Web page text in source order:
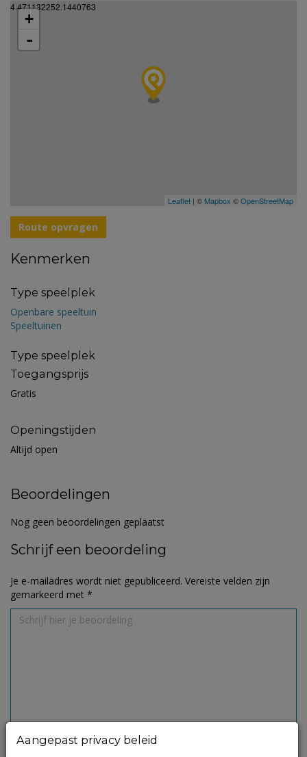
4.471132252.1440763
+
-
Leaflet | © Mapbox ©OpenStreetMap
Route opvragen
Kenmerken
Type speelplek
Openbare speeltuin
Speeltuinen
Type speelplek
Toegangsprijs
Gratis
Openingstijden
Altijd open
Beoordelingen
Nog geen beoordelingen geplaatst
Schrijf een beoordeling
Je e-mailadres wordt niet gepubliceerd. Vereiste velden zijn
gemarkeerd met *
Aangepast privacy beleid